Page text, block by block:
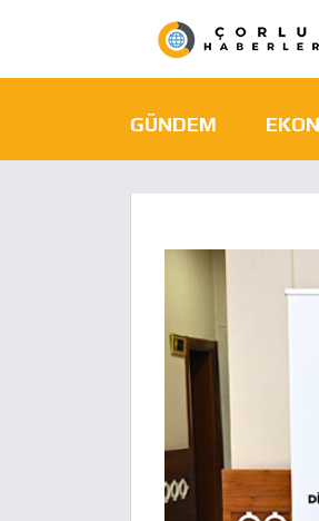
GÜNDEM